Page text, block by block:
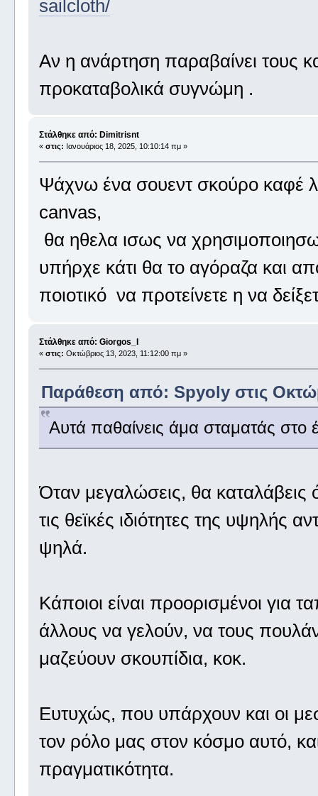
sailcloth/
Αν η ανάρτηση παραβαίνει τους
προκαταβολικά συγνώμη .
Στάλθηκε από: Dimitrisnt
« στις: Ιανουάριος 18, 2025, 10:10:14 πμ »
Ψάχνω ένα σουεντ σκούρο καφέ
canvas,
θα ηθελα ισως να
υπήρχε κάτι θα το αγόραζα και
ποιοτικό να προτείνετε η να
Στάλθηκε από: Giorgos_I
« στις: Οκτώβριος 13, 2023, 11:12:00 πμ »
Παράθεση από: Spyoly στις
Αυτά παθαίνεις άμα σταματάς στο
Όταν μεγαλώσεις, θα καταλάβεις
τις θεϊκές ιδιότητες της υψηλής
ψηλά.
Κάποιοι είναι προορισμένοι για
άλλους να γελούν, να τους
μαζεύουν σκουπίδια, κοκ.
Ευτυχώς, που υπάρχουν και οι
τον ρόλο μας στον κόσμο αυτό,
πραγματικότητα.